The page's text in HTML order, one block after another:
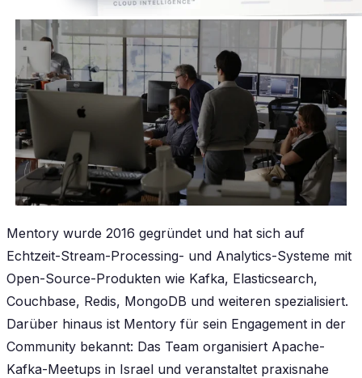
Mentory wurde 2016 gegründet und hat sich auf
Echtzeit-Stream-Processing- und Analytics-Systeme mit
Open-Source-Produkten wie Kafka, Elasticsearch,
Couchbase, Redis, MongoDB und weiteren spezialisiert.
Darüber hinaus ist Mentory für sein Engagement in der
Community bekannt: Das Team organisiert Apache-
Kafka-Meetups in Israel und veranstaltet praxisnahe